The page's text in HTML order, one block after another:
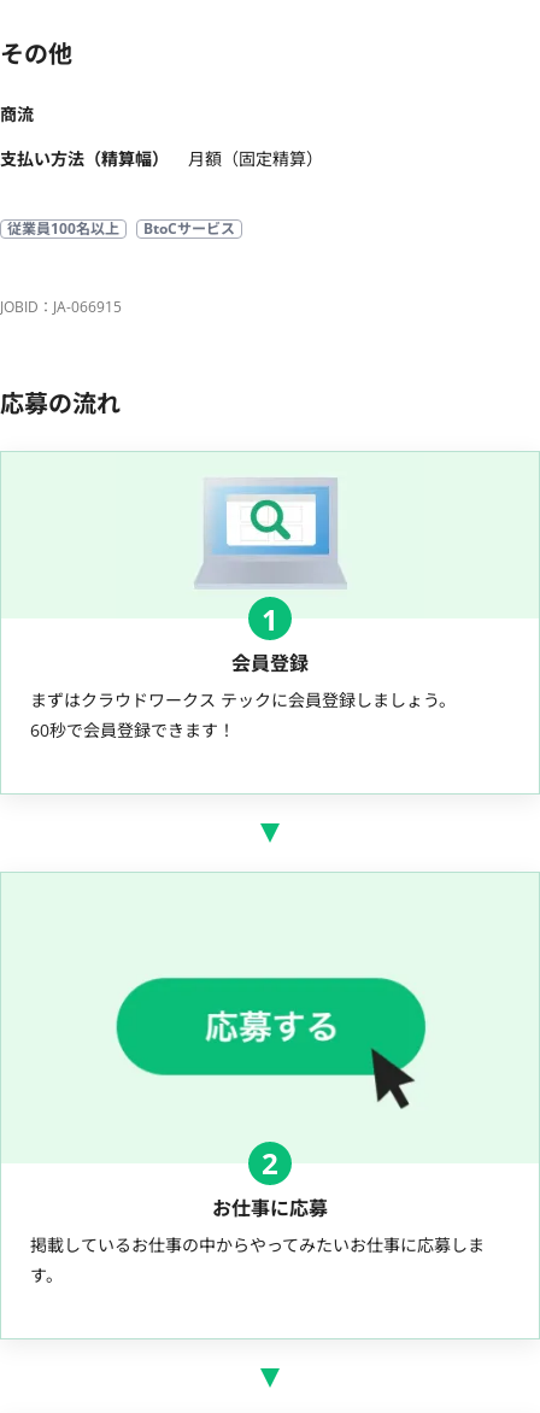
その他
商流
支払い方法（精算幅）
月額（固定精算）
従業員100名以上 BtoCサービス
JOBID：JA-066915
応募の流れ
1
会員登録
まずはクラウドワークス テックに会員登録しましょう。
60秒で会員登録できます！
2
お仕事に応募
掲載しているお仕事の中からやってみたいお仕事に応募しま
す。